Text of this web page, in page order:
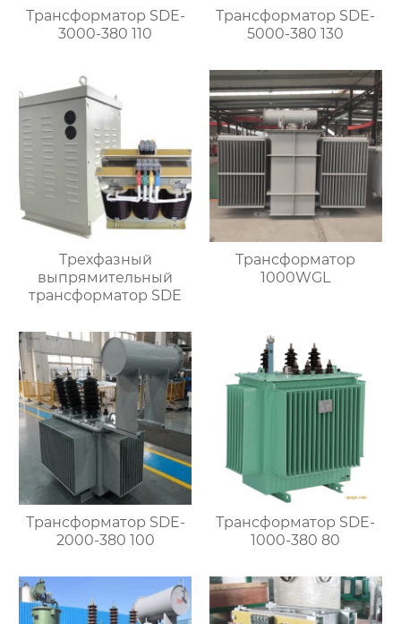
Трансформатор SDE-
3000-380 110
Трансформатор SDE-
5000-380 130
Трехфазный
выпрямительный
трансформатор SDE
Трансформатор
1000WGL
Трансформатор SDE-
2000-380 100
Трансформатор SDE-
1000-380 80